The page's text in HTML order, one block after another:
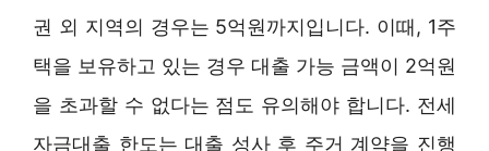
권 외 지역의 경우는 5억원까지입니다. 이때, 1주
택을 보유하고 있는 경우 대출 가능 금액이 2억원
을 초과할 수 없다는 점도 유의해야 합니다. 전세
자금대출 한도는 대출 성사 후 주거 계약을 진행